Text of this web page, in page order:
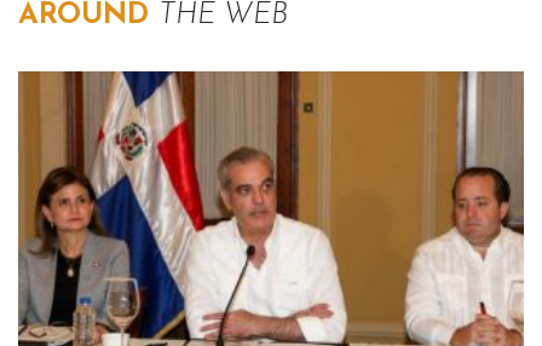
AROUND THE WEB